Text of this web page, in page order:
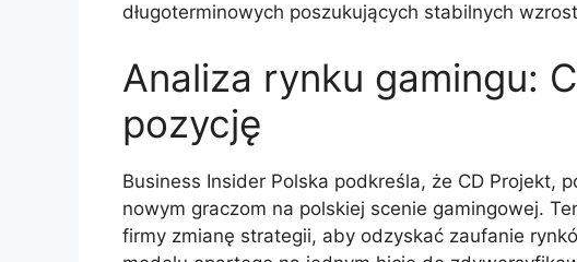
długoterminowych poszukujących stabilnych
Analiza rynku gamingu:
pozycję
Business Insider Polska podkreśla, że CD Projekt,
nowym graczom na polskiej scenie gamingowej.
firmy zmianę strategii, aby odzyskać zaufanie